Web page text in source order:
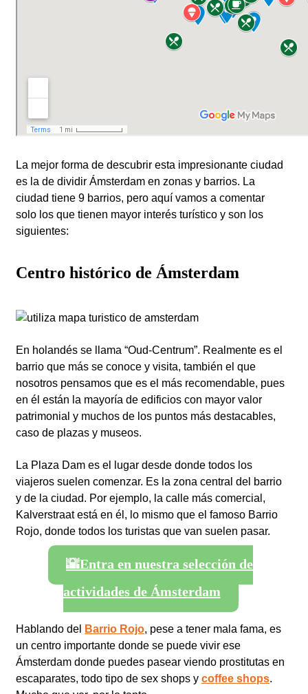
La mejor forma de descubrir esta impresionante ciudad
es la de dividir Ámsterdam en zonas y barrios. La
ciudad tiene 9 barrios, pero aquí vamos a comentar
solo los que tienen mayor interés turístico y son los
siguientes:
Centro histórico de Ámsterdam
En holandés se llama “Oud-Centrum”. Realmente es el
barrio que más se conoce y visita, también el que
nosotros pensamos que es el más recomendable, pues
en él están la mayoría de edificios con mayor valor
patrimonial y muchos de los puntos más destacables,
caso de plazas y museos.
La Plaza Dam es el lugar desde donde todos los
viajeros suelen comenzar. Es la zona central del barrio
y de la ciudad. Por ejemplo, la calle más comercial,
Kalverstraat está en él, lo mismo que el famoso Barrio
Rojo, donde todos los turistas que van suelen pasar.
🌇Entra en nuestra selección de
actividades de Ámsterdam
Hablando del Barrio Rojo, pese a tener mala fama, es
un centro importante donde se puede vivir ese
Ámsterdam donde puedes pasear viendo prostitutas en
escaparates, todo tipo de sex shops y coffee shops.